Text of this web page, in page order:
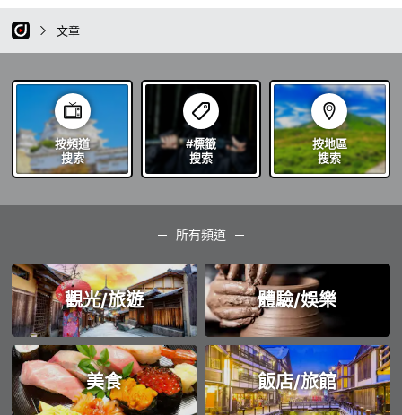
文章
按頻道
搜索
#標籤
搜索
按地區
搜索
所有頻道
觀光/旅遊 體驗/娛樂
美食 飯店/旅館